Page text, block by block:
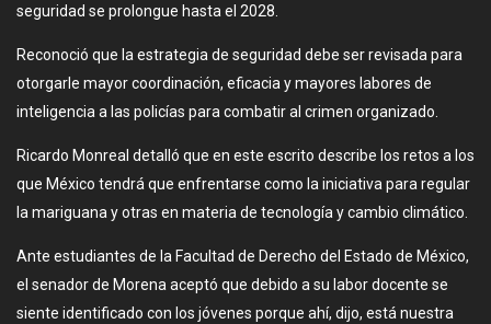
seguridad se prolongue hasta el 2028.
Reconoció que la estrategia de seguridad debe ser revisada para
otorgarle mayor coordinación, eficacia y mayores labores de
inteligencia a las policías para combatir al crimen organizado.
Ricardo Monreal detalló que en este escrito describe los retos a los
que México tendrá que enfrentarse como la iniciativa para regular
la mariguana y otras en materia de tecnología y cambio climático.
Ante estudiantes de la Facultad de Derecho del Estado de México,
el senador de Morena aceptó que debido a su labor docente se
siente identificado con los jóvenes porque ahí, dijo, está nuestra